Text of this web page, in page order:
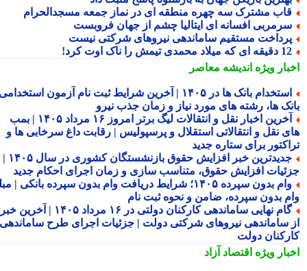
مشترک سه چهره منطقه ای در نماز جمعه مسجدالحرام
افسانه ای ایتالیا چشم از جهان فروبست
مستقیم ساماندهی نیروهای شرکتی نیست
میلاد محمدی تیمش را ناک اوت کرد!
ویژهاندیشه معاصر
استخدام بانک ها در ۱۴۰۵ | آخرین شرایط ثبت نام آزمون استخدامی
ها، رشته های مورد نیاز و زمان جذب نیرو
آخرین اخبار نقل و انتقالات لیگ برتر امروز ۱۶ مرداد ۱۴۰۵ | بمب
نقل و انتقالاتی استقلال و پرسپولیس | رقابت داغ سرخابی ها و
برای ستاره جدید
جدیدترین خبر افزایش حقوق بازنشستگان کشوری در سال ۱۴۰۵ |
افزایش حقوق، متناسب سازی و زمان اجرای احکام جدید
وام بدون سپرده ۱۴۰۵؛ شرایط دریافت وام بدون سپرده بانکی | مبلغ
بدون سپرده، ضامن و نحوه ثبت نام
گام نهایی ساماندهی کارکنان دولتی در ۱۶ مرداد ۱۴۰۵ | آخرین خبر
ساماندهی نیروهای شرکتی دولت | جزئیات اجرای طرح ساماندهی
دولت
ویژهاقتصاد آزاد